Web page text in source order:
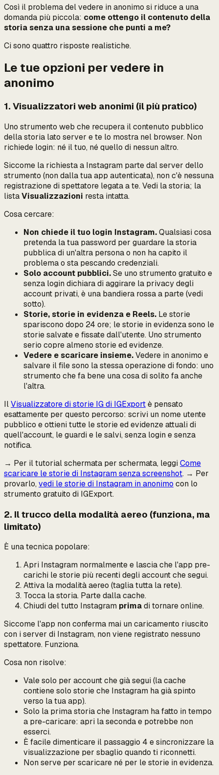
Così il problema del vedere in anonimo si riduce a una
domanda più piccola: come ottengo il contenuto della
storia senza una sessione che punti a me?
Ci sono quattro risposte realistiche.
Le tue opzioni per vedere in
anonimo
1. Visualizzatori web anonimi (il più pratico)
Uno strumento web che recupera il contenuto pubblico
della storia lato server e te lo mostra nel browser. Non
richiede login: né il tuo, né quello di nessun altro.
Siccome la richiesta a Instagram parte dal server dello
strumento (non dalla tua app autenticata), non c'è nessuna
registrazione di spettatore legata a te. Vedi la storia; la
listaVisualizzazioni resta intatta.
Cosa cercare:
Non chiede il tuo login Instagram.Qualsiasi cosa
pretenda la tua password per guardare la storia
pubblica di un'altra personao non ha capito il
problema o sta pescando credenziali.
Solo account pubblici.Se uno strumento gratuito e
senza login dichiara di aggirare la privacy degli
account privati, è una bandiera rossa a parte (vedi
sotto).
Storie, storie in evidenza e Reels. Le storie
spariscono dopo 24 ore; le storie in evidenza sono le
storie salvate e fissate dall'utente. Uno strumento
serio copre almeno storie ed evidenze.
Vedere e scaricare insieme.Vedere in anonimo e
salvare il file sono la stessa operazione di fondo: uno
strumento che fa bene una cosa di solito fa anche
l'altra.
IlVisualizzatore di storie IG di IGExportè pensato
esattamente per questo percorso: scrivi un nome utente
pubblico e ottieni tutte le storie ed evidenze attuali di
quell'account, le guardi e le salvi, senza login e senza
notifica.
→ Per il tutorial schermata per schermata, leggiCome
scaricare le storie di Instagram senza screenshot. → Per
provarlo, vedi le storie di Instagram in anonimo con lo
strumento gratuito di IGExport.
2. Il trucco della modalità aereo (funziona, ma
limitato)
È una tecnica popolare:
Apri Instagram normalmente e lascia che l'app pre-
carichi le storie più recenti degli account che segui.
Attiva la modalità aereo (taglia tutta la rete).
Tocca la storia. Parte dalla cache.
Chiudi del tutto Instagram primadi tornare online.
Siccome l'app non conferma mai un caricamento riuscito
con i server di Instagram, non viene registrato nessuno
spettatore. Funziona.
Cosa non risolve:
Vale solo per account che già segui (la cache
contiene solo storie che Instagram ha già spinto
verso la tua app).
Solo la prima storia che Instagram ha fatto in tempo
a pre-caricare: apri la seconda e potrebbe non
esserci.
È facile dimenticare il passaggio 4 e sincronizzare la
visualizzazione per sbaglio quando ti riconnetti.
Non serve per scaricare né per le storie in evidenza.